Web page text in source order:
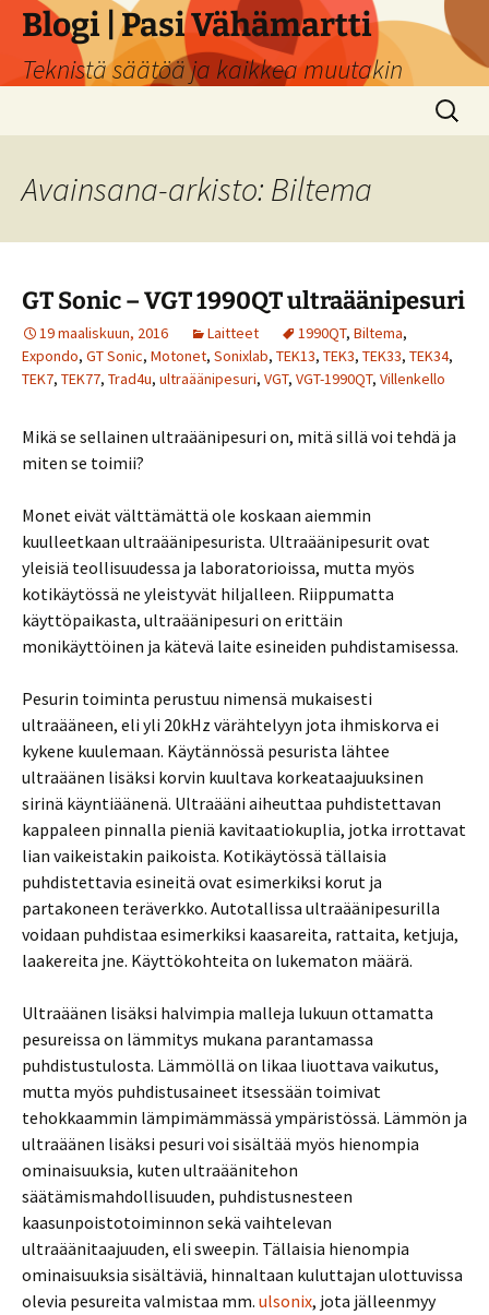
Siirry
sisältöön
Blogi | Pasi Vähämartti
Teknistä säätöä ja kaikkea muutakin
Haku:
Avainsana-arkisto: Biltema
GT Sonic – VGT 1990QT ultraäänipesuri
19 maaliskuun, 2016 Laitteet 1990QT, Biltema,
Expondo, GT Sonic, Motonet, Sonixlab, TEK13, TEK3, TEK33, TEK34,
TEK7, TEK77, Trad4u, ultraäänipesuri, VGT, VGT-1990QT, Villenkello
Mikä se sellainen ultraäänipesuri on, mitä sillä voi tehdä ja
miten se toimii?
Monet eivät välttämättä ole koskaan aiemmin
kuulleetkaan ultraäänipesurista. Ultraäänipesurit ovat
yleisiä teollisuudessa ja laboratorioissa, mutta myös
kotikäytössä ne yleistyvät hiljalleen. Riippumatta
käyttöpaikasta, ultraäänipesuri on erittäin
monikäyttöinen ja kätevä laite esineiden puhdistamisessa.
Pesurin toiminta perustuu nimensä mukaisesti
ultraääneen, eli yli 20kHz värähtelyyn jota ihmiskorva ei
kykene kuulemaan. Käytännössä pesurista lähtee
ultraäänen lisäksi korvin kuultava korkeataajuuksinen
sirinä käyntiäänenä. Ultraääni aiheuttaa puhdistettavan
kappaleen pinnalla pieniä kavitaatiokuplia, jotka irrottavat
lian vaikeistakin paikoista. Kotikäytössä tällaisia
puhdistettavia esineitä ovat esimerkiksi korut ja
partakoneen teräverkko. Autotallissa ultraäänipesurilla
voidaan puhdistaa esimerkiksi kaasareita, rattaita, ketjuja,
laakereita jne. Käyttökohteita on lukematon määrä.
Ultraäänen lisäksi halvimpia malleja lukuun ottamatta
pesureissa on lämmitys mukana parantamassa
puhdistustulosta. Lämmöllä on likaa liuottava vaikutus,
mutta myös puhdistusaineet itsessään toimivat
tehokkaammin lämpimämmässä ympäristössä. Lämmön ja
ultraäänen lisäksi pesuri voi sisältää myös hienompia
ominaisuuksia, kuten ultraäänitehon
säätämismahdollisuuden, puhdistusnesteen
kaasunpoistotoiminnon sekä vaihtelevan
ultraäänitaajuuden, eli sweepin. Tällaisia hienompia
ominaisuuksia sisältäviä, hinnaltaan kuluttajan ulottuvissa
olevia pesureita valmistaa mm. ulsonix, jota jälleenmyy